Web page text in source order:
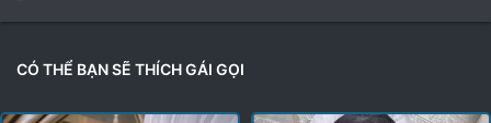
t
CÓ THỂ BẠN SẼ THÍCH GÁI GỌI